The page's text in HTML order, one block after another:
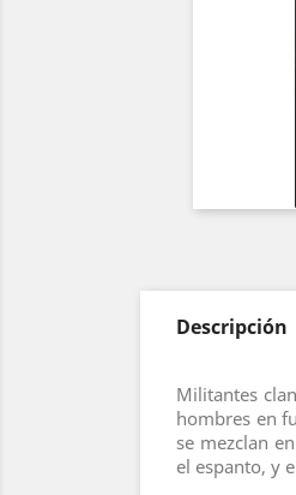
Descripción
Militantes
hombres en
se mezclan
el espanto, y